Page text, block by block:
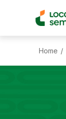
Home /